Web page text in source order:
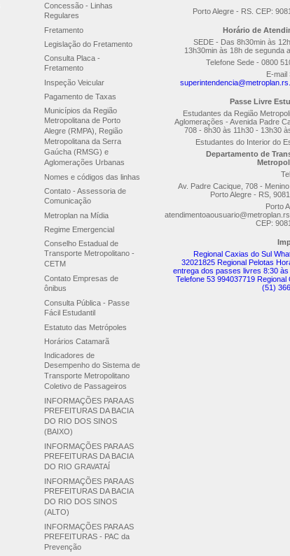
Concessão - Linhas
Regulares
Fretamento
Legislação do Fretamento
Consulta Placa -
Fretamento
Inspeção Veicular
Pagamento de Taxas
Municípios da Região
Metropolitana de Porto
Alegre (RMPA), Região
Metropolitana da Serra
Gaúcha (RMSG) e
Aglomerações Urbanas
Nomes e códigos das linhas
Contato - Assessoria de
Comunicação
Metroplan na Mídia
Regime Emergencial
Conselho Estadual de
Transporte Metropolitano -
CETM
Contato Empresas de
ônibus
Consulta Pública - Passe
Fácil Estudantil
Estatuto das Metrópoles
Horários Catamarã
Indicadores de
Desempenho do Sistema de
Transporte Metropolitano
Coletivo de Passageiros
INFORMAÇÕES PARA AS
PREFEITURAS DA BACIA
DO RIO DOS SINOS
(BAIXO)
INFORMAÇÕES PARA AS
PREFEITURAS DA BACIA
DO RIO GRAVATAÍ
INFORMAÇÕES PARA AS
PREFEITURAS DA BACIA
DO RIO DOS SINOS
(ALTO)
INFORMAÇÕES PARA AS
PREFEITURAS - PAC da
Prevenção
Porto Alegre - RS. CEP:
Horário de
SEDE - Das 8h30min às
13h30min às 18h de segunda
Telefone Sede - 0800
E-mail
Passe Livre
Estudantes da Região
Aglomerações - Avenida Padre
708 - 8h30 às 11h30 - 13h30
Estudantes do Interior do
Departamento de
Av. Padre Cacique, 708 - Menino
Porto Alegre - RS,
Porto
CEP:
Regional Caxias do Sul
32021825 Regional Pelotas
entrega dos passes livres 8:30 às
Telefone 53 994037719 Regional
(51)